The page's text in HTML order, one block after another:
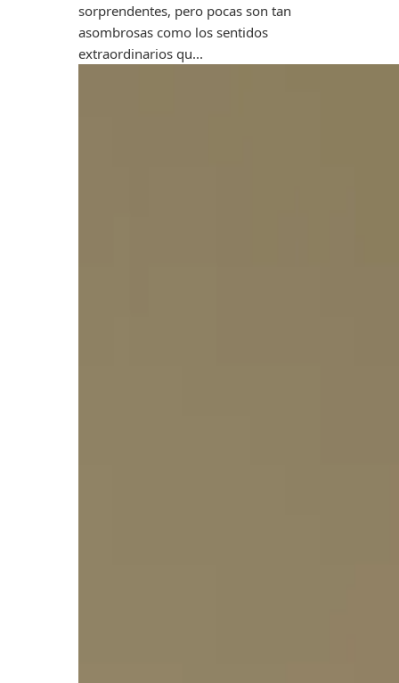
sorprendentes, pero pocas son tan
asombrosas como los sentidos
extraordinarios qu...